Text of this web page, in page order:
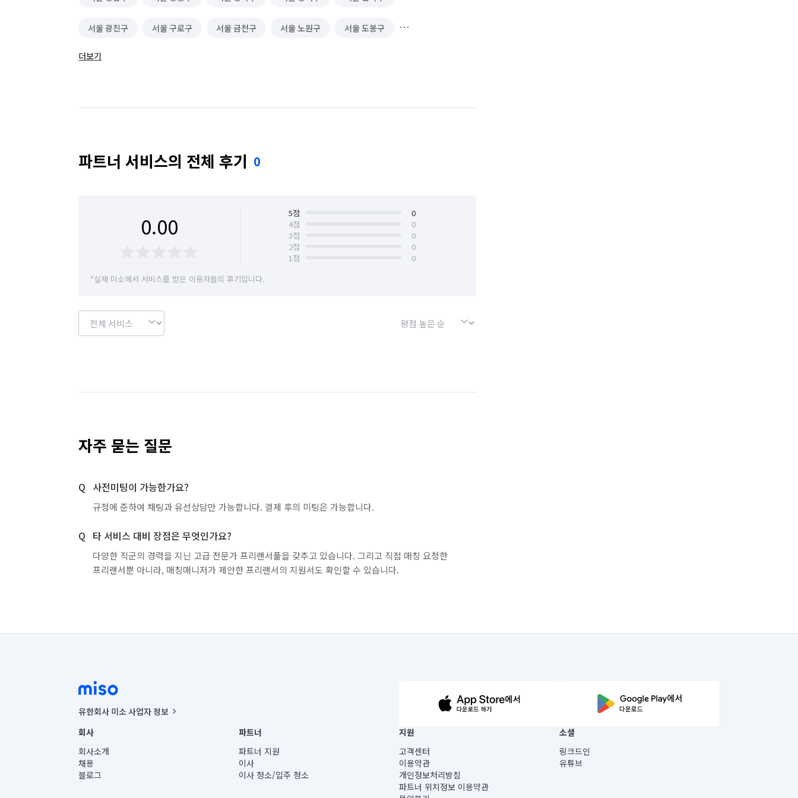
서울 광진구 서울 구로구 서울 금천구 서울 노원구 서울 도봉구
서울 동대문구
더보기
파트너 서비스의 전체 후기 0
0.00 5점
0
4점
0
3점
0
2점
0
1점
0
*실제 미소에서 서비스를 받은 이용자들의 후기입니다.
자주 묻는 질문
사전미팅이 가능한가요?
규정에 준하여 채팅과 유선상담만 가능합니다. 결제 후의 미팅은 가능합니다.
타 서비스 대비 장점은 무엇인가요?
다양한 직군의 경력을 지닌 고급 전문가 프리랜서풀을 갖추고 있습니다. 그리고 직접 매칭 요청한
프리랜서뿐 아니라, 매칭매니저가 제안한 프리랜서의 지원서도 확인할 수 있습니다.
유한회사 미소 사업자 정보
사업자등록번호 : 291-87-00271 | 인허가번호 : 2016-3220163-14-5-00019 |
통신판매신고번호 : 2024-서울종로-1400(공정거래위원회 정보) |
대표이사 : CHING VICTOR COLUMBIA RHEE
주소 | 본사: 서울특별시 종로구 율곡로 6(중학동, 트윈트리빌딩) B동 5층
컨택센터 : 서울특별시 종로구 수송동 율곡로 24, 7층, 8층 미소
회사
회사소개
채용
블로그
파트너
파트너 지원
이사
이사 청소/입주 청소
지원
고객센터
이용약관
개인정보처리방침
파트너 위치정보 이용약관
소셜
링크드인
유튜브